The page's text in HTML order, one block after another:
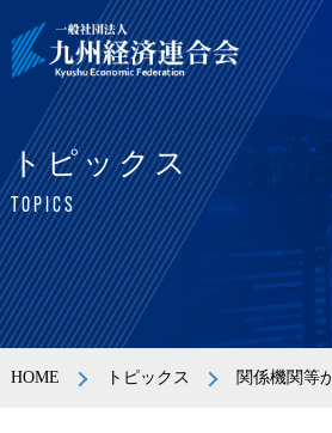
トピックス
TOPICS
HOME トピックス 関係機関等